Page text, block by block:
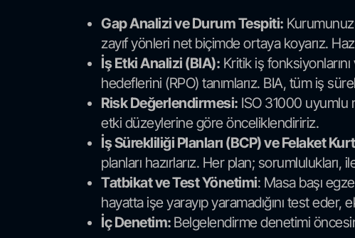
Gap Analizi ve Durum Tespiti:
zayıf yönleri net biçimde ortaya koyarız.
İş Etki Analizi (BIA): Kritik iş
hedeflerini (RPO) tanımlarız. BIA, tüm iş
Risk Değerlendirmesi: ISO 31000 uyumlu
etki düzeylerine göre önceliklendiririz.
İş Sürekliliği Planları (BCP) ve Felaket
planları hazırlarız. Her plan;
Tatbikat ve Test Yönetimi: Masa başı
hayatta işe yarayıp yaramadığını test eder,
İç Denetim: Belgelendirme denetimi